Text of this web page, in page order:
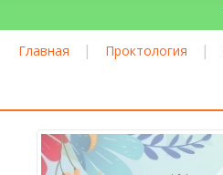
Главная | Проктология |